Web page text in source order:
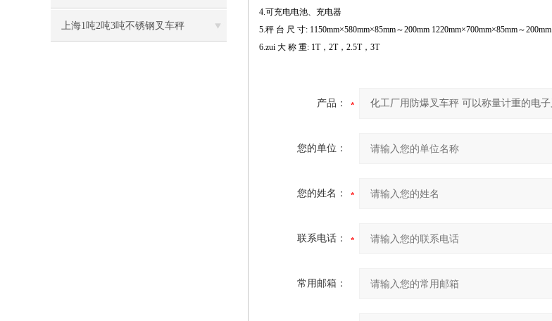
上海1吨2吨3吨不锈钢叉车秤
4.可充电电池、充电器
5.秤 台 尺 寸: 1150mm×580mm×85mm～200mm 1220mm×700mm×85mm～200mm
6.zui 大 称 重: 1T，2T，2.5T，3T
产品：
您的单位：
您的姓名：
联系电话：
常用邮箱：